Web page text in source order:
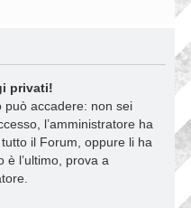
privati!
può accadere: non sei
l’amministratore ha
il Forum, oppure li ha
è l’ultimo, prova a